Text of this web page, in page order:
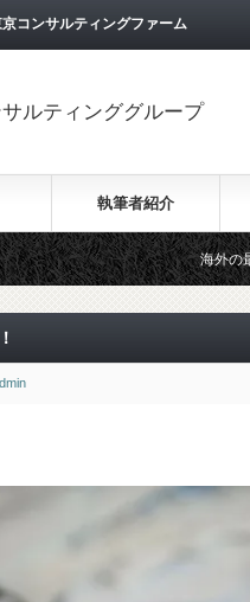
コンサルティングファーム
ルティンググループ
執筆者紹介
海外の最新ビジネス情